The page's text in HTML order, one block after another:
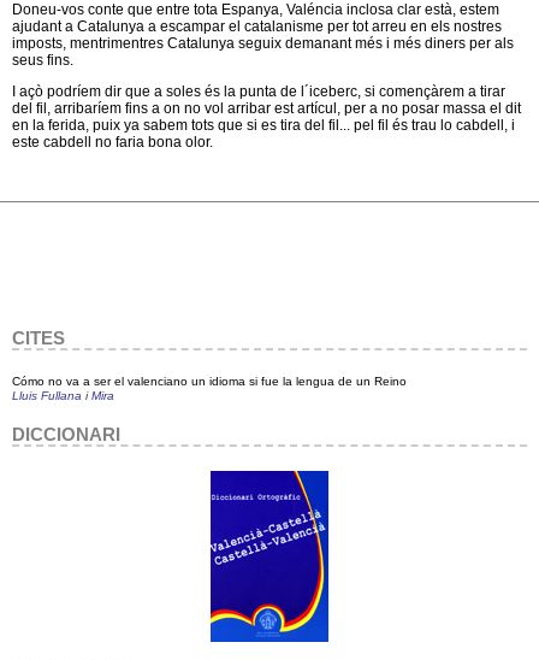
Doneu-vos conte que entre tota Espanya, Valéncia inclosa clar està, estem
ajudant a Catalunya a escampar el catalanisme per tot arreu en els nostres
imposts, mentrimentres Catalunya seguix demanant més i més diners per als
seus fins.
I açò podríem dir que a soles és la punta de l´iceberc, si començàrem a tirar
del fil, arribaríem fins a on no vol arribar est artícul, per a no posar massa el dit
en la ferida, puix ya sabem tots que si es tira del fil... pel fil és trau lo cabdell, i
este cabdell no faria bona olor.
CITES
Cómo no va a ser el valenciano un idioma si fue la lengua de un Reino
Lluis Fullana i Mira
DICCIONARI